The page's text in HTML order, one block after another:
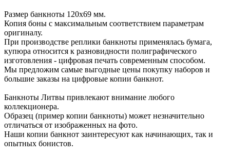
Размер банкноты 120х69 мм.
Копия боны с максимальным соответствием параметрам
оригиналу.
При производстве реплики банкноты применялась бумага,
купюра относится к разновидности полиграфического
изготовления - цифровая печать современным способом.
Мы предложим самые выгодные цены покупку наборов и
большие заказы на цифровые копии банкнот.
Банкноты Литвы привлекают внимание любого
коллекционера.
Образец (пример копии банкноты) может незначительно
отличаться от изображенных на фото.
Наши копии банкнот заинтересуют как начинающих, так и
опытных бонистов.